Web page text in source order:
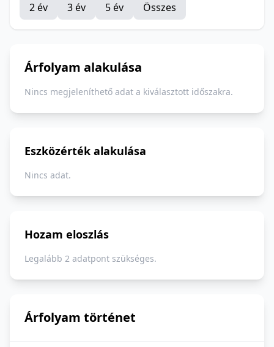
2 év
3 év 5 év Összes
Árfolyam alakulása
Nincs megjeleníthető adat a kiválasztott időszakra.
Eszközérték alakulása
Nincs adat.
Hozam eloszlás
Legalább 2 adatpont szükséges.
Árfolyam történet